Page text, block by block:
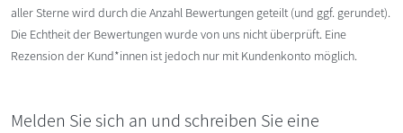
aller Sterne wird durch die Anzahl Bewertungen geteilt (und ggf. gerundet).
Die Echtheit der Bewertungen wurde von uns nicht überprüft. Eine
Rezension der Kund*innen ist jedoch nur mit Kundenkonto möglich.
Melden Sie sich an und schreiben Sie eine